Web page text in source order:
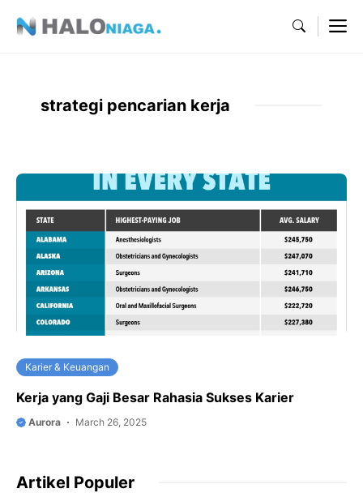
strategi pencarian kerja
Karier & Keuangan
Kerja yang Gaji Besar Rahasia Sukses Karier
Aurora March 26, 2025
Artikel Populer